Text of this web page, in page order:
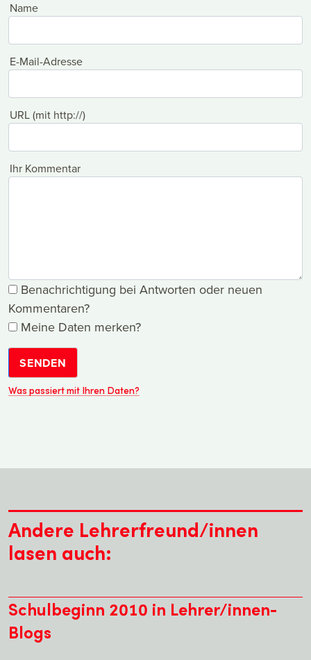
Name
E-Mail-Adresse
URL (mit http://)
Ihr Kommentar
Benachrichtigung bei Antworten oder neuen
Kommentaren?
Meine Daten merken?
SENDEN
Was passiert mit Ihren Daten?
Andere Lehrerfreund/innen
lasen auch:
Schulbeginn 2010 in Lehrer/innen-
Blogs